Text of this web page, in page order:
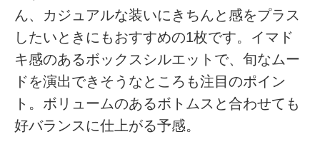
ん、カジュアルな装いにきちんと感をプラス
したいときにもおすすめの1枚です。イマド
キ感のあるボックスシルエットで、旬なムー
ドを演出できそうなところも注目のポイン
ト。ボリュームのあるボトムスと合わせても
好バランスに仕上がる予感。